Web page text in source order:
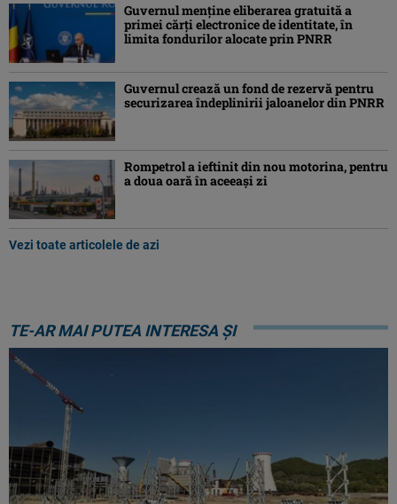
Guvernul menține eliberarea gratuită a
primei cărţi electronice de identitate, în
limita fondurilor alocate prin PNRR
Guvernul crează un fond de rezervă pentru
securizarea îndeplinirii jaloanelor din PNRR
Rompetrol a ieftinit din nou motorina, pentru
a doua oară în aceeași zi
Vezi toate articolele de azi
TE-AR MAI PUTEA INTERESA ȘI